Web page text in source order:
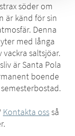
söder om
är känd för sin
Denna
med långa
saltsjöar.
är Santa Pola
boende
Kontakta ossså